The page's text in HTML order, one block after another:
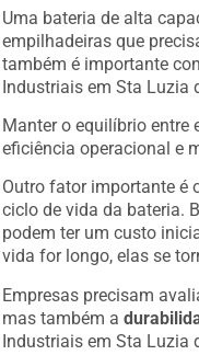
Uma bateria de alta
empilhadeiras que
também é importante
Industriais em Sta Luzia
Manter o equilíbrio entre
eficiência operacional e
Outro fator importante é
ciclo de vida da bateria.
podem ter um custo
vida for longo, elas se
Empresas precisam
mas também a
Industriais em Sta Luzia